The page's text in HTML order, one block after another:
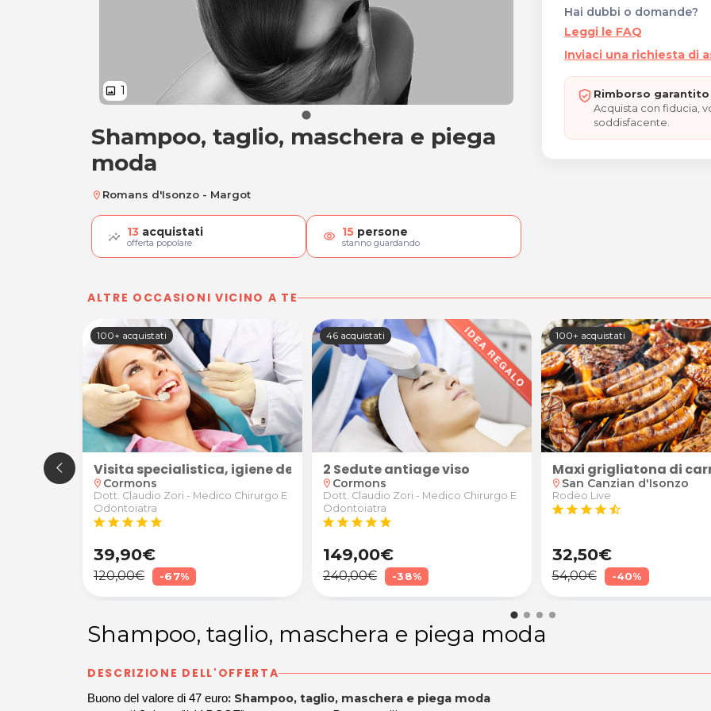
image 1
Shampoo, taglio, maschera e piega moda
Shampoo, taglio, maschera e piega
moda
location_on Romans d'Isonzo - Margot
13 acquistati
offerta popolare visibility 15 persone
stanno guardando
Hai dubbi o domande?
Leggi le FAQ
Inviaci una richiesta di
Rimborso
Acquista con fiducia,
soddisfacente.
ALTRE OCCASIONI VICINO A TE
superiori al Centro Studi Revolution di Fiumicello
Massage a Romans d'Isonzo
a Romans d'Isonzo
per occhiali da vista antiriflesso
100+ acquistati
Visita specialistica, igiene dentale e smacchiamento
location_on Cormons
Dott. Claudio Zori - Medico Chirurgo E
Odontoiatra
star star star star star
39,90€
120,00€ -67%
46 acquistati
2 Sedute antiage viso
location_on Cormons
Dott. Claudio Zori - Medico Chirurgo E
Odontoiatra
star star star star star
149,00€
240,00€ -38%
100+ acquistati
Maxi grigliatona di
location_on San Canzian d'Isonzo
Rodeo Live
star star star star star_half
32,50€
54,00€ -40%
Shampoo, taglio, maschera e piega moda
DESCRIZIONE DELL'OFFERTA
Buono del valore di 47 euro: Shampoo, taglio, maschera e piega moda